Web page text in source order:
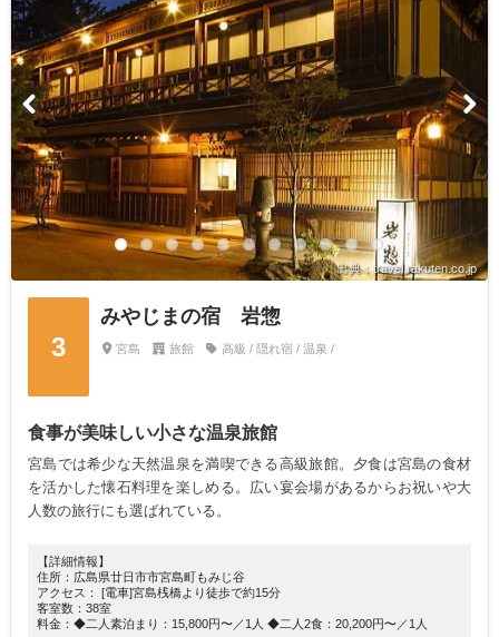
出典：travel.rakuten.co.jp
3
みやじまの宿 岩惣
宮島 旅館 高級 / 隠れ宿 / 温泉 /
食事が美味しい小さな温泉旅館
宮島では希少な天然温泉を満喫できる高級旅館。夕食は宮島の食材
を活かした懐石料理を楽しめる。広い宴会場があるからお祝いや大
人数の旅行にも選ばれている。
【詳細情報】
住所：広島県廿日市市宮島町もみじ谷
アクセス： [電車]宮島桟橋より徒歩で約15分
客室数：38室
料金：◆二人素泊まり：15,800円〜／1人 ◆二人2食：20,200円〜／1人